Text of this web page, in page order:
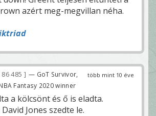
azért meg-megvillan néha.
több mint 10 éve
86 485
— GoT Survivor,
Fantasy 2020 winner
a kölcsönt és ő is eladta.
Jones szedte le.